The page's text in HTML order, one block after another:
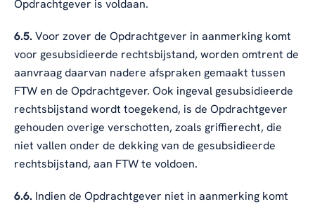
Opdrachtgever is voldaan.
6.5. Voor zover de Opdrachtgever in aanmerking komt
voor gesubsidieerde rechtsbijstand, worden omtrent de
aanvraag daarvan nadere afspraken gemaakt tussen
FTW en de Opdrachtgever. Ook ingeval gesubsidieerde
rechtsbijstand wordt toegekend, is de Opdrachtgever
gehouden overige verschotten, zoals griffierecht, die
niet vallen onder de dekking van de gesubsidieerde
rechtsbijstand, aan FTW te voldoen.
6.6. Indien de Opdrachtgever niet in aanmerking komt